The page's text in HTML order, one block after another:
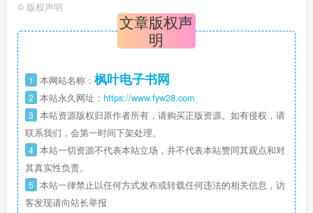
© 版权声明
文章版权声
明
1 本网站名称： 枫叶电子书网
2 本站永久网址： https://www.fyw28.com
3 本站资源版权归原作者所有，请购买正版资源。如有侵权，请
联系我们，会第一时间下架处理。
4 本站一切资源不代表本站立场，并不代表本站赞同其观点和对
其真实性负责。
5 本站一律禁止以任何方式发布或转载任何违法的相关信息，访
客发现请向站长举报